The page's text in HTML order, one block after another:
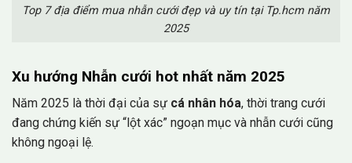
Top 7 địa điểm mua nhẫn cưới đẹp và uy tín tại Tp.hcm năm
2025
Xu hướng Nhẫn cưới hot nhất năm 2025
Năm 2025 là thời đại của sự cá nhân hóa, thời trang cưới
đang chứng kiến sự “lột xác” ngoạn mục và nhẫn cưới cũng
không ngoại lệ.